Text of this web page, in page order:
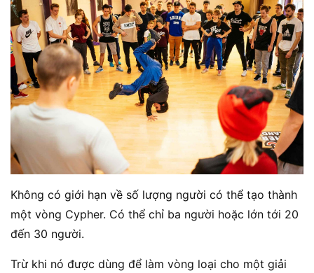
Không có giới hạn về số lượng người có thể tạo thành
một vòng Cypher. Có thể chỉ ba người hoặc lớn tới 20
đến 30 người.
Trừ khi nó được dùng để làm vòng loại cho một giải